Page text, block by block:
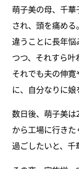
萌子美の母、千
され、頭を痛め
違うことに長年
つつ、それすら叶
それでも夫の伸
に、自分なりに娘
数日後、萌子美
から工場に行き
過ごしたいと、千